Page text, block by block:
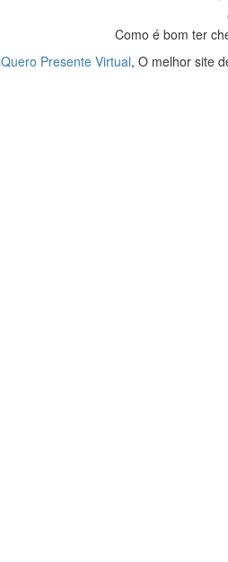
Como é bom ter
Quero Presente Virtual, O melhor site